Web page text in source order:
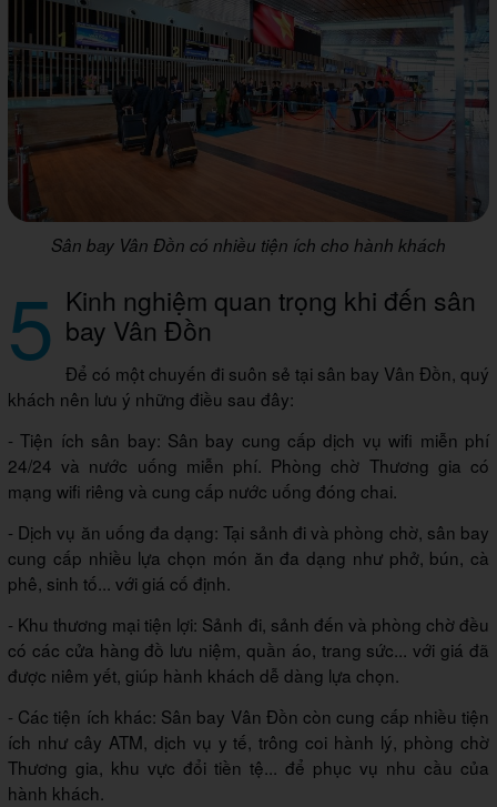
Sân bay Vân Đồn có nhiều tiện ích cho hành khách
5 Kinh nghiệm quan trọng khi đến sân
bay Vân Đồn
Để có một chuyến đi suôn sẻ tại sân bay Vân Đồn, quý
khách nên lưu ý những điều sau đây:
- Tiện ích sân bay: Sân bay cung cấp dịch vụ wifi miễn phí
24/24 và nước uống miễn phí. Phòng chờ Thương gia có
mạng wifi riêng và cung cấp nước uống đóng chai.
- Dịch vụ ăn uống đa dạng: Tại sảnh đi và phòng chờ, sân bay
cung cấp nhiều lựa chọn món ăn đa dạng như phở, bún, cà
phê, sinh tố... với giá cố định.
- Khu thương mại tiện lợi: Sảnh đi, sảnh đến và phòng chờ đều
có các cửa hàng đồ lưu niệm, quần áo, trang sức... với giá đã
được niêm yết, giúp hành khách dễ dàng lựa chọn.
- Các tiện ích khác: Sân bay Vân Đồn còn cung cấp nhiều tiện
ích như cây ATM, dịch vụ y tế, trông coi hành lý, phòng chờ
Thương gia, khu vực đổi tiền tệ... để phục vụ nhu cầu của
hành khách.